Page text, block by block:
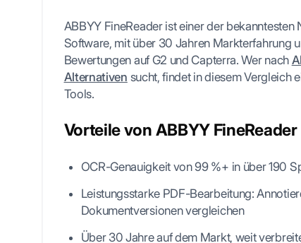
ABBYY FineReader ist einer der bekanntesten
Software, mit über 30 Jahren Markterfahrung
Bewertungen auf G2 und Capterra. Wer nach
Alternativen sucht, findet in diesem Vergleich
Tools.
Vorteile von ABBYY FineReader
OCR-Genauigkeit von 99 %+ in über 190
Leistungsstarke PDF-Bearbeitung:
Dokumentversionen vergleichen
Über 30 Jahre auf dem Markt, weit